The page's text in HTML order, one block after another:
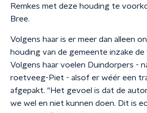
Remkes met deze houding te
Bree.
Volgens haar is er meer dan alleen
houding van de gemeente inzake
Volgens haar voelen Duindorpers -
roetveeg-Piet - alsof er wéér een
afgepakt. "Het gevoel is dat de
we wel en niet kunnen doen. Dit is